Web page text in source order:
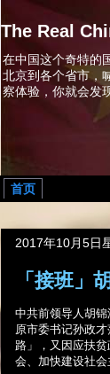
The Real
在中国这个奇特的
北京到各个省市，
察体验，你就会发
首页
2017年10月5日
「接班」
中共前领导人胡
原市委书记孙政
路」，又因应扶
会、加快建设社会